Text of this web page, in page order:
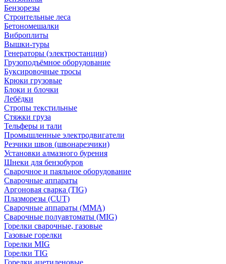
Бензорезы
Строительные леса
Бетономешалки
Виброплиты
Вышки-туры
Генераторы (электростанции)
Грузоподъёмное оборудование
Буксировочные тросы
Крюки грузовые
Блоки и блочки
Лебёдки
Стропы текстильные
Стяжки груза
Тельферы и тали
Промышленные электродвигатели
Резчики швов (швонарезчики)
Установки алмазного бурения
Шнеки для бензобуров
Сварочное и паяльное оборудование
Сварочные аппараты
Аргоновая сварка (TIG)
Плазморезы (CUT)
Сварочные аппараты (MMA)
Сварочные полуавтоматы (MIG)
Горелки сварочные, газовые
Газовые горелки
Горелки MIG
Горелки TIG
Горелки ацетиленовые